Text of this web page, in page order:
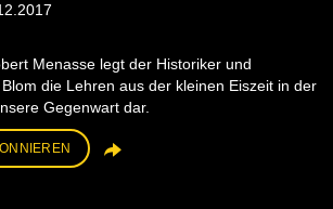
Menasse legt der Historiker und
die Lehren aus der kleinen Eiszeit in der
Gegenwart dar.